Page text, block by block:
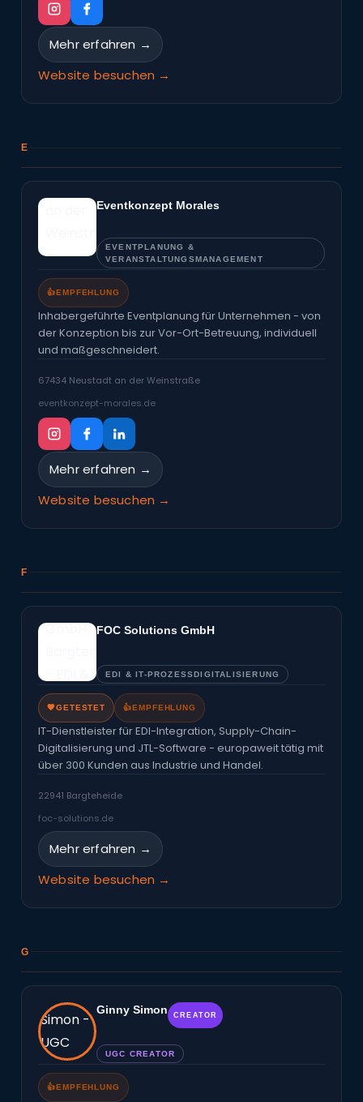
Mehr erfahren →
Website besuchen →
E
Eventkonzept Morales
EVENTPLANUNG &
VERANSTALTUNGSMANAGEMENT
👍EMPFEHLUNG
Inhabergeführte Eventplanung für Unternehmen - von
der Konzeption bis zur Vor-Ort-Betreuung, individuell
und maßgeschneidert.
67434 Neustadt an der Weinstraße
eventkonzept-morales.de
Mehr erfahren →
Website besuchen →
F
FOC Solutions GmbH
EDI & IT-PROZESSDIGITALISIERUNG
🧡GETESTET 👍EMPFEHLUNG
IT-Dienstleister für EDI-Integration, Supply-Chain-
Digitalisierung und JTL-Software - europaweit tätig mit
über 300 Kunden aus Industrie und Handel.
22941 Bargteheide
foc-solutions.de
Mehr erfahren →
Website besuchen →
G
Ginny Simon CREATOR
UGC CREATOR
👍 EMPFEHLUNG